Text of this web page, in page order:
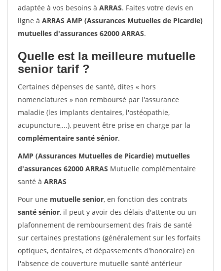
adaptée à vos besoins à ARRAS. Faites votre devis en
ligne à ARRAS AMP (Assurances Mutuelles de Picardie)
mutuelles d'assurances 62000 ARRAS.
Quelle est la meilleure mutuelle
senior tarif ?
Certaines dépenses de santé, dites « hors
nomenclatures » non remboursé par l'assurance
maladie (les implants dentaires, l'ostéopathie,
acupuncture,...), peuvent être prise en charge par la
complémentaire santé sénior.
AMP (Assurances Mutuelles de Picardie) mutuelles
d'assurances 62000 ARRAS Mutuelle complémentaire
santé à ARRAS
Pour une mutuelle senior, en fonction des contrats
santé sénior, il peut y avoir des délais d'attente ou un
plafonnement de remboursement des frais de santé
sur certaines prestations (généralement sur les forfaits
optiques, dentaires, et dépassements d'honoraire) en
l'absence de couverture mutuelle santé antérieur